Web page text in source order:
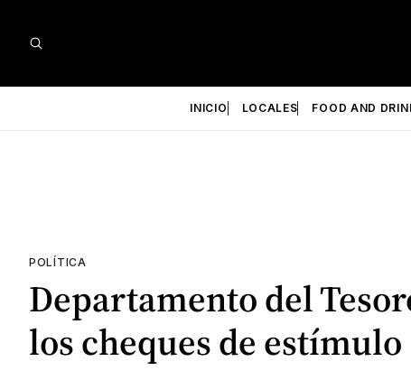
INICIO LOCALES FOOD AND
POLÍTICA
Departamento del
los cheques de estímulo